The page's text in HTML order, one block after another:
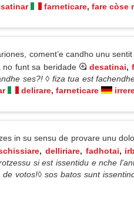
farneticare, fare còse
coment’e candho unu
no funt sa beridade
desatinai,
ses?! ◊ fiza tua est
delirare, farneticare
in su sensu de provare unu
,delliriare, fadhotai,
si est issentidu e nche
votos!◊ sos batos sunt